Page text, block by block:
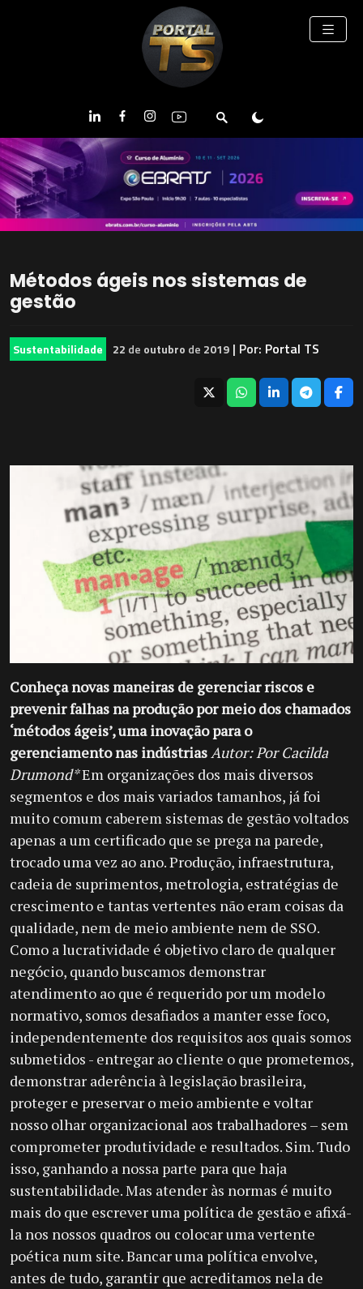
Métodos ágeis nos sistemas de
gestão
Sustentabilidade 22 de outubro de 2019 | Por: Portal TS
Conheça novas maneiras de gerenciar riscos e
prevenir falhas na produção por meio dos chamados
‘métodos ágeis’, uma inovação para o
gerenciamento nas indústriasAutor: Por Cacilda
Drumond*Em organizações dos mais diversos
segmentos e dos mais variados tamanhos, já foi
muito comum caberem sistemas de gestão voltados
apenas a um certificado que se prega na parede,
trocado uma vez ao ano. Produção, infraestrutura,
cadeia de suprimentos, metrologia, estratégias de
crescimento e tantas vertentes não eram coisas da
qualidade, nem de meio ambiente nem de SSO.
Como a lucratividade é objetivo claro de qualquer
negócio, quando buscamos demonstrar
atendimento ao que é requerido por um modelo
normativo, somos desafiados a manter esse foco,
independentemente dos requisitos aos quais somos
submetidos - entregar ao cliente o que prometemos,
demonstrar aderência à legislação brasileira,
proteger e preservar o meio ambiente e voltar
nosso olhar organizacional aos trabalhadores – sem
comprometer produtividade e resultados. Sim. Tudo
isso, ganhando a nossa parte para que haja
sustentabilidade. Mas atender às normas é muito
mais do que escrever uma política de gestão e afixá-
la nos nossos quadros ou colocar uma vertente
poética num site. Bancar uma política envolve,
antes de tudo, garantir que acreditamos nela de